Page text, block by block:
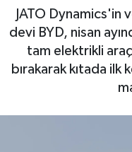
JATO
devi BYD, nisan
tam elektrikli araç
bırakarak kıtada